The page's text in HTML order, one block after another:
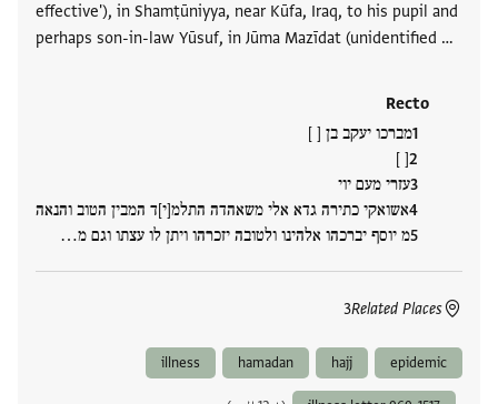
effective'), in Shamṭūniyya, near Kūfa, Iraq, to his pupil and
perhaps son-in-law Yūsuf, in Jūma Mazīdat (unidentified …
Recto
מברכו יעקב בן [ ]
[ ]
עזרי מעם יוי
אשואקי כתירה גדא אלי משאהדה התלמ[י]ד המבין הטוב והנאה
מ יוסף יברכהו אלהינו ולטובה יזכרהו ויתן לו עצתו וגם מ…
Related Places
3
epidemic
hajj
hamadan
illness